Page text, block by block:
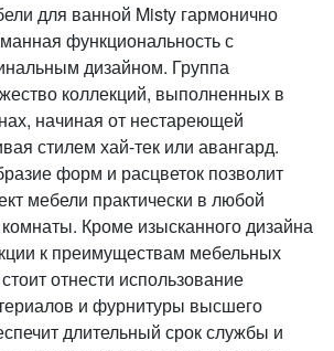
для ванной Misty гармонично
функциональность с
дизайном. Группа
коллекций, выполненных в
начиная от нестареющей
стилем хай-тек или авангард.
форм и расцветок позволит
мебели практически в любой
Кроме изысканного дизайна
к преимуществам мебельных
отнести использование
и фурнитуры высшего
длительный срок службы и